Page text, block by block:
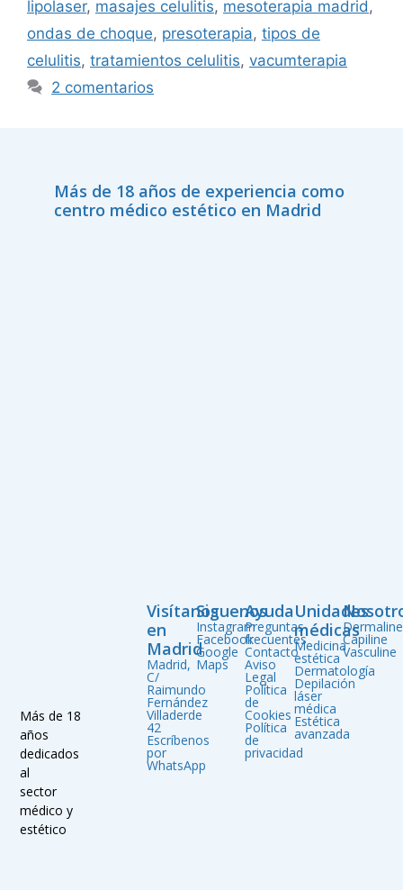
lipolaser, masajes celulitis, mesoterapia madrid ,
ondas de choque, presoterapia, tipos de
celulitis, tratamientos celulitis, vacumterapia
2 comentarios
Más de 18 años de experiencia como
centro médico estético en Madrid
Más de 18
años
dedicados
al
sector
médico y
estético
Dermaline
Capiline
Vasculine
Unidades
médicas
Medicina
estética
Dermatología
Depilación
láser
médica
Estética
avanzada
Ayuda
Preguntas
frecuentes
Contacto
Aviso
Legal
Política
de
Cookies
Política
de
privacidad
Siguenos
Instagram
Facebook
Google
Maps
Visítanos
en
Madrid
Madrid,
C/
Raimundo
Fernández
Villaderde
42
Escríbenos
por
WhatsApp